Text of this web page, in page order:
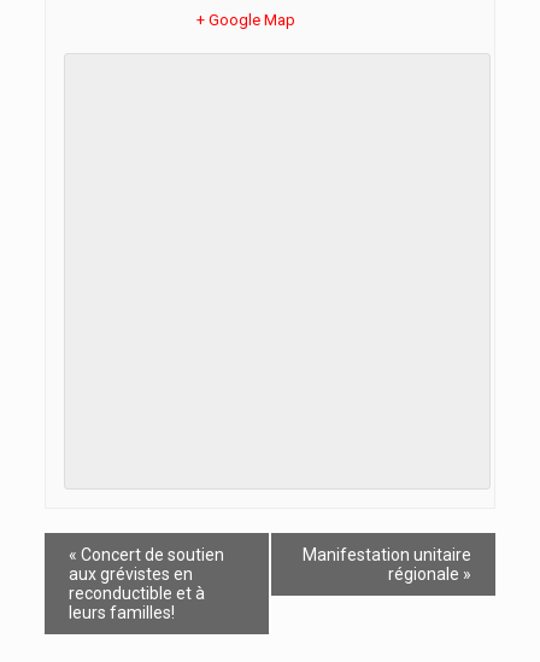
+ Google Map
« Concert de soutien
aux grévistes en
reconductible et à
leurs familles!
Manifestation unitaire
régionale »